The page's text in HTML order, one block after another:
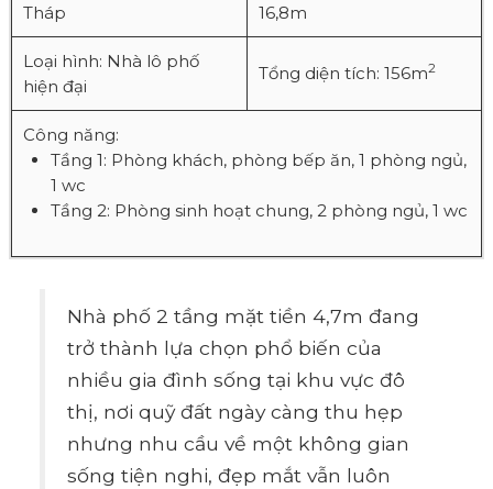
Tháp
16,8m
Loại hình: Nhà lô phố
hiện đại
Tổng diện tích: 156m2
Công năng:
Tầng 1: Phòng khách, phòng bếp ăn, 1 phòng ngủ,
1 wc
Tầng 2: Phòng sinh hoạt chung, 2 phòng ngủ, 1 wc
Nhà phố 2 tầng mặt tiền 4,7m đang
trở thành lựa chọn phổ biến của
nhiều gia đình sống tại khu vực đô
thị, nơi quỹ đất ngày càng thu hẹp
nhưng nhu cầu về một không gian
sống tiện nghi, đẹp mắt vẫn luôn